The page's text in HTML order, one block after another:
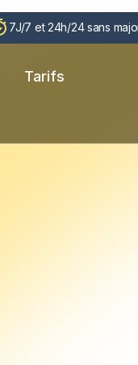
Tarifs
7J/7 et 24h/24 sans